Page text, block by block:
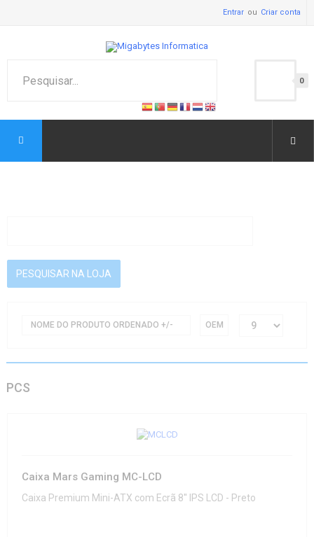
Entrar Criar conta
0
NOME DO PRODUTO ORDENADO +/- OEM
PCS
Caixa Mars Gaming MC-LCD
Caixa Premium Mini-ATX com Ecrã 8'' IPS LCD - Preto